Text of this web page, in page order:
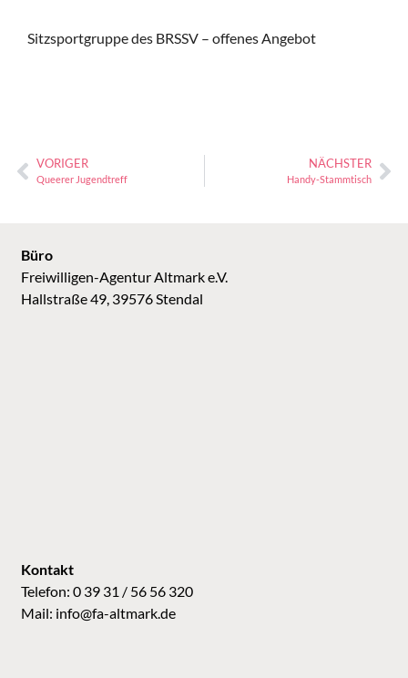
Sitzsportgruppe des BRSSV – offenes Angebot
VORIGER
Queerer Jugendtreff
NÄCHSTER
Handy-Stammtisch
Kontakt
Telefon: 0 39 31 / 56 56 320
Mail: info@fa-altmark.de
Büro
Freiwilligen-Agentur Altmark e.V.
Hallstraße 49, 39576 Stendal